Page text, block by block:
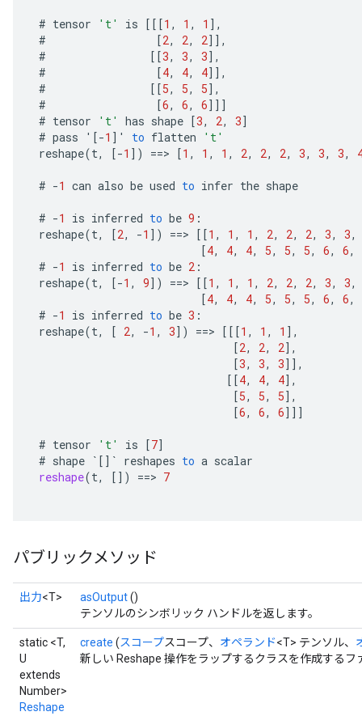
# tensor 't' is [[[1 , 1 , 1 ] ,
#
[2, 2, 2]] ,
#
[[3, 3, 3] ,
#
[4, 4, 4]] ,
#
[[5, 5, 5] ,
#
[6, 6, 6]]]
# tensor 't' has shape [3, 2, 3]
# pass ' [-1 ] ' to flatten
't'
reshape(t, [-1 ] ) ==> [1 , 1 , 1 , 2, 2, 2, 3, 3, 3,
# -1 can also be used to infer the shape
# -1 is inferred to be 9 :
reshape(t, [2, -1 ] ) ==> [[1 , 1 , 1 , 2, 2, 2, 3, 3,
[4, 4, 4, 5, 5, 5, 6, 6,
# -1 is inferred to be 2 :
reshape(t, [-1 , 9] ) ==> [[1 , 1 , 1 , 2, 2, 2, 3, 3,
[4, 4, 4, 5, 5, 5, 6, 6,
# -1 is inferred to be 3 :
reshape(t, [ 2, -1 , 3] ) ==> [[[1 , 1 , 1 ] ,
[2, 2, 2] ,
[3, 3, 3]] ,
[[4, 4, 4] ,
[5, 5, 5] ,
[6, 6, 6]]]
# tensor 't' is [7]
# shape ` [] ` reshapes to a scalar
reshape(t, [] ) ==> 7
パブリックメソッド
出力<T> asOutput()
テンソルのシンボリック ハンドルを返します。
static <T,
U
extends
Number>
Reshape
create (スコープスコープ、 オペランド<T> テンソル、
新しい Reshape 操作をラップするクラスを作成するフ